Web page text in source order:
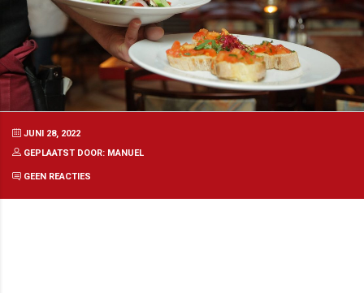
JUNI 28, 2022
GEPLAATST DOOR: MANUEL
GEEN REACTIES